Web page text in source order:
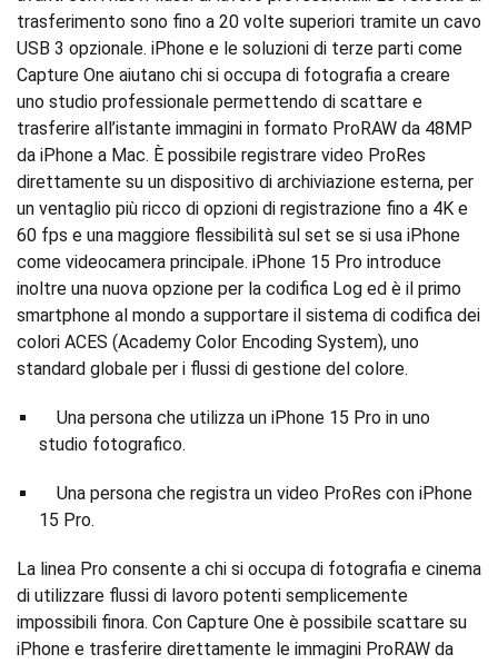
trasferimento sono fino a 20 volte superiori tramite un cavo
USB 3 opzionale. iPhone e le soluzioni di terze parti come
Capture One aiutano chi si occupa di fotografia a creare
uno studio professionale permettendo di scattare e
trasferire all’istante immagini in formato ProRAW da 48MP
da iPhone a Mac. È possibile registrare video ProRes
direttamente su un dispositivo di archiviazione esterna, per
un ventaglio più ricco di opzioni di registrazione fino a 4K e
60 fps e una maggiore flessibilità sul set se si usa iPhone
come videocamera principale. iPhone 15 Pro introduce
inoltre una nuova opzione per la codifica Log ed è il primo
smartphone al mondo a supportare il sistema di codifica dei
colori ACES (Academy Color Encoding System), uno
standard globale per i flussi di gestione del colore.
Una persona che utilizza un iPhone 15 Pro in uno
studio fotografico.
Una persona che registra un video ProRes con iPhone
15 Pro.
La linea Pro consente a chi si occupa di fotografia e cinema
di utilizzare flussi di lavoro potenti semplicemente
impossibili finora. Con Capture One è possibile scattare su
iPhone e trasferire direttamente le immagini ProRAW da